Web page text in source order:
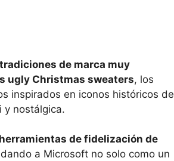
tradiciones de marca muy
ugly Christmas sweaters, los
inspirados en iconos históricos de
y nostálgica.
herramientas de fidelización de
a Microsoft no solo como un